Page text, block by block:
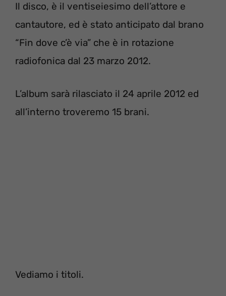
Il disco, è il ventiseiesimo dell’attore e
cantautore, ed è stato anticipato dal brano
“Fin dove c’è via” che è in rotazione
radiofonica dal 23 marzo 2012.
L’album sarà rilasciato il 24 aprile 2012 ed
all’interno troveremo 15 brani.
Vediamo i titoli.